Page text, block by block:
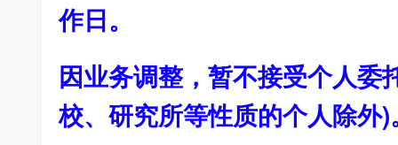
作日。
因业务调整，暂不接受个人委
校、研究所等性质的个人除外)